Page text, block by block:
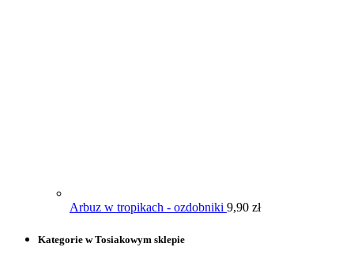
Arbuz w tropikach - ozdobniki 9,90 zł
Kategorie w Tosiakowym sklepie